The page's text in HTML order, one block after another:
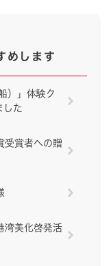
めします
）」体験ク
した
受賞者への贈
湾美化啓発活